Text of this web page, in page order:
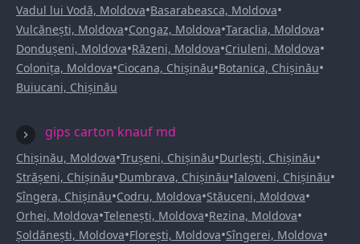
Vadul lui Vodă, Moldova•Basarabeasca, Moldova•
Vulcănești, Moldova•Congaz, Moldova•Taraclia, Moldova•
Dondușeni, Moldova•Răzeni, Moldova•Criuleni, Moldova•
Colonița, Moldova•Ciocana, Chișinău•Botanica, Chișinău•
Buiucani, Chișinău
gips carton knauf md
Chișinău, Moldova•Trușeni, Chișinău•Durlești, Chișinău•
Strășeni, Chișinău•Dumbrava, Chișinău•Ialoveni, Chișinău•
Sîngera, Chișinău•Codru, Moldova•Stăuceni, Moldova•
Orhei, Moldova•Telenești, Moldova•Rezina, Moldova•
Șoldănești, Moldova•Florești, Moldova•Sîngerei, Moldova•